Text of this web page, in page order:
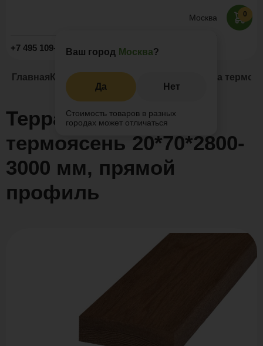
Москва
Ваш город Москва?
Да Нет
Стоимость товаров в разных
городах может отличаться
+7 495 109-52-09 Заказать звонок
0
Главная Каталог Термоясень Террасная доска
Террасная доска
термоясень 20*70*2800-
3000 мм, прямой
профиль